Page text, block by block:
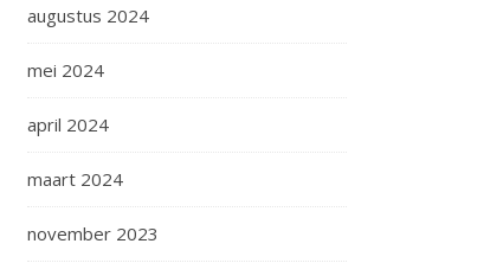
augustus 2024
mei 2024
april 2024
maart 2024
november 2023